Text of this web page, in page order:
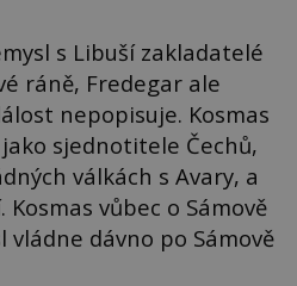
s Libuší zakladatelé
ráně, Fredegar ale
nepopisuje. Kosmas
sjednotitele Čechů,
válkách s Avary, a
vůbec o Sámově
vládne dávno po Sámově